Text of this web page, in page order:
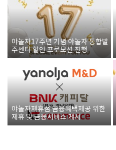
야놀자17주년 기념 야놀자 통합발
주센터 할인 프로모션 진행
야놀자제휴점 금융혜택제공 위한
제휴 및 금융서비스 게시